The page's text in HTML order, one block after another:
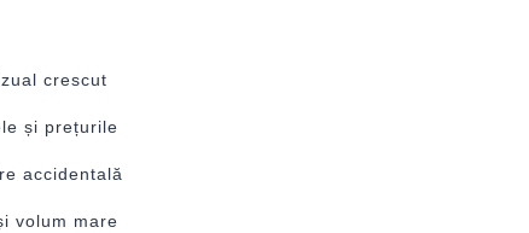
crescut
și prețurile
accidentală
volum mare